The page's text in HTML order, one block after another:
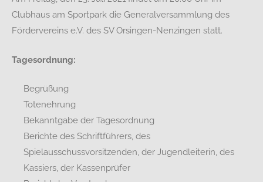
Clubhaus am Sportpark die Generalversammlung des
Fördervereins e.V. des SV Orsingen-Nenzingen statt.
Tagesordnung:
Begrüßung
Totenehrung
Bekanntgabe der Tagesordnung
Berichte des Schriftführers, des
Spielausschussvorsitzenden, der Jugendleiterin, des
Kassiers, der Kassenprüfer